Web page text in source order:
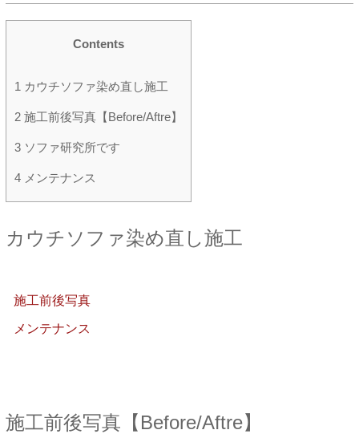
Contents
1 カウチソファ染め直し施工
2施工前後写真【Before/Aftre】
3ソファ研究所です
4メンテナンス
カウチソファ染め直し施工
施工前後写真
メンテナンス
施工前後写真【Before/Aftre】